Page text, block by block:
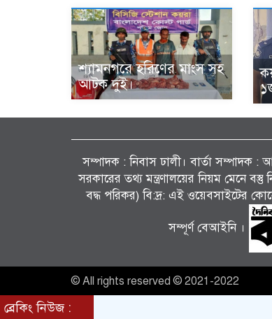
শ্যামনগরে হরিণের মাংস সহ
আটক দুই।
সম্পাদক : নিবাস ঢালী। বার্তা সম্পাদক :
সরকারের তথ্য মন্ত্রণালয়ের নিয়ম মেনে
বদ্ধ পরিকর) বি:দ্র: এই ওয়েবসাইটের
সম্পূর্ণ বেআইনি ।
ব্রেকিং নিউজ :
© All rights reserved © 2021-2022